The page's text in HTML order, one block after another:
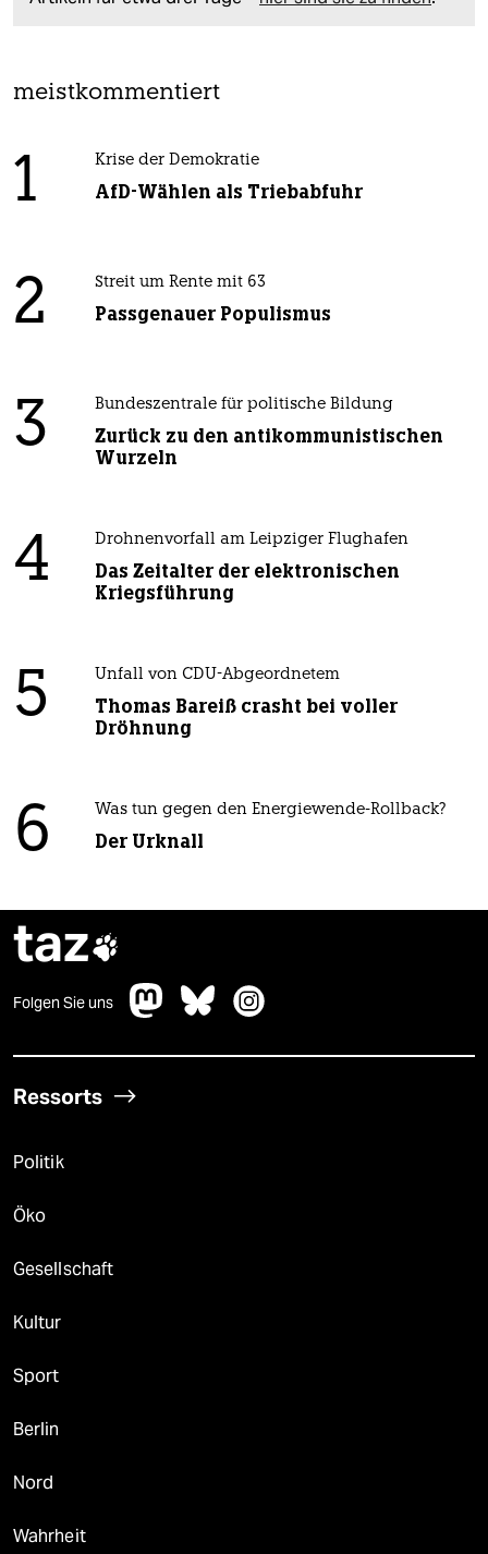
meistkommentiert
1 Krise der Demokratie
AfD-Wählen als Triebabfuhr
2 Streit um Rente mit 63
Passgenauer Populismus
3 Bundeszentrale für politische Bildung
Zurück zu den antikommunistischen
Wurzeln
4 Drohnenvorfall am Leipziger Flughafen
Das Zeitalter der elektronischen
Kriegsführung
5 Unfall von CDU-Abgeordnetem
Thomas Bareiß crasht bei voller
Dröhnung
6 Was tun gegen den Energiewende-Rollback?
Der Urknall
taz
Folgen Sie uns
Ressorts
Politik
Öko
Gesellschaft
Kultur
Sport
Berlin
Nord
Wahrheit